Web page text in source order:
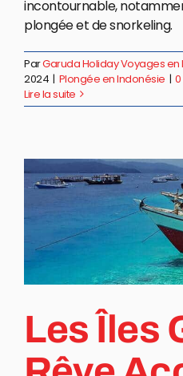
incontournable,
plongée et de snorkeling.
ParGaruda Holiday Voyages en
2024 | Plongée en Indonésie |
Lire la suite
Les Îles